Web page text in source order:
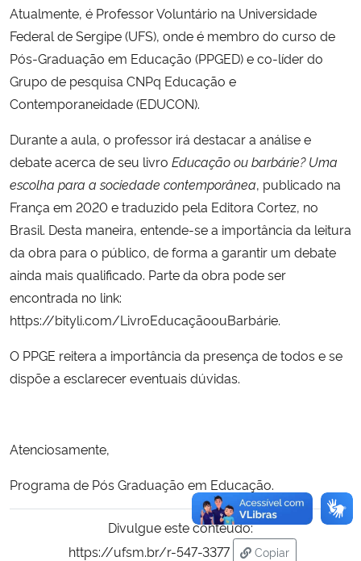
Banco Central do Brasil
Planalto
Atualmente, é Professor Voluntário na Universidade
Federal de Sergipe (UFS), onde é membro do curso de
Pós-Graduação em Educação (PPGED) e co-líder do
Grupo de pesquisa CNPq Educação e
Contemporaneidade (EDUCON).
Durante a aula, o professor irá destacar a análise e
debate acerca de seu livro Educação ou barbárie? Uma
escolha para a sociedade contemporânea, publicado na
França em 2020 e traduzido pela Editora Cortez, no
Brasil. Desta maneira, entende-se a importância da leitura
da obra para o público, de forma a garantir um debate
ainda mais qualificado. Parte da obra pode ser
encontrada no link:
https://bityli.com/LivroEducaçãoouBarbárie.
O PPGE reitera a importância da presença de todos e se
dispõe a esclarecer eventuais dúvidas.
Atenciosamente,
Programa de Pós Graduação em Educação.
Divulgue este conteúdo:
https://ufsm.br/r-547-3377
Copiar